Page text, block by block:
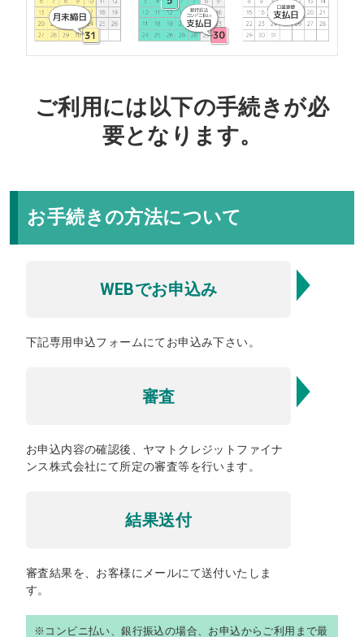
ご利用には以下の手続きが必
要となります。
お手続きの方法について
WEBでお申込み
下記専用申込フォームにてお申込み下さい。
審査
お申込内容の確認後、ヤマトクレジットファイナ
ンス株式会社にて所定の審査等を行います。
結果送付
審査結果を、お客様にメールにて送付いたしま
す。
※コンビニ払い、銀行振込の場合、お申込からご利用まで最